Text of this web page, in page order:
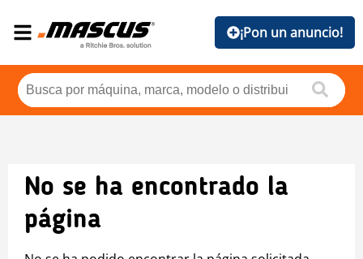
¡Pon un anuncio!
No se ha encontrado la
página